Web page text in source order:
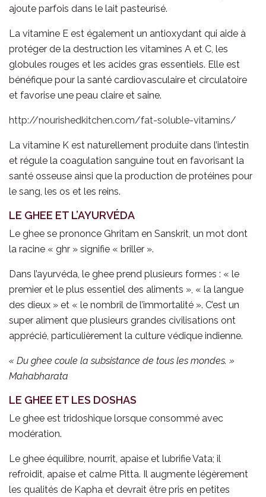
ajoute parfois dans le lait pasteurisé.
La vitamine E est également un antioxydant qui aide à
protéger de la destruction les vitamines A et C, les
globules rouges et les acides gras essentiels. Elle est
bénéfique pour la santé cardiovasculaire et circulatoire
et favorise une peau claire et saine.
http://nourishedkitchen.com/fat-soluble-vitamins/
La vitamine K est naturellement produite dans l’intestin
et régule la coagulation sanguine tout en favorisant la
santé osseuse ainsi que la production de protéines pour
le sang, les os et les reins.
LE GHEE ET L’AYURVÉDA
Le ghee se prononce Ghritam en Sanskrit, un mot dont
la racine « ghr » signifie « briller ».
Dans l’ayurvéda, le ghee prend plusieurs formes : « le
premier et le plus essentiel des aliments », « la langue
des dieux » et « le nombril de l’immortalité ». C’est un
super aliment que plusieurs grandes civilisations ont
apprécié, particulièrement la culture védique indienne.
« Du ghee coule la subsistance de tous les mondes. »
Mahabharata
LE GHEE ET LES DOSHAS
Le ghee est tridoshique lorsque consommé avec
modération.
Le ghee équilibre, nourrit, apaise et lubrifie Vata; il
refroidit, apaise et calme Pitta. Il augmente légèrement
les qualités de Kapha et devrait être pris en petites